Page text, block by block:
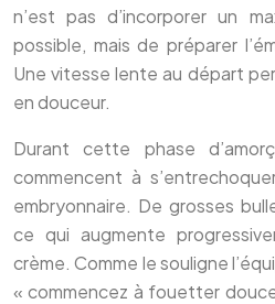
n’est pas d’incorporer un
possible, mais de préparer
Une vitesse lente au départ
en douceur.
Durant cette phase
commencent à
embryonnaire. De grosses
ce qui augmente
crème. Comme le souligne
« commencez à fouetter